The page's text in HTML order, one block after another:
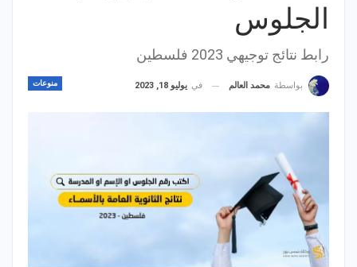
الجلوس
رابط نتائج توجيهي 2023 فلسطين
منوعات بواسطة محمد العالم في يوليو 18, 2023